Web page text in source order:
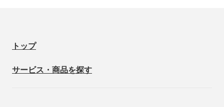
トップ
サービス・商品を探す